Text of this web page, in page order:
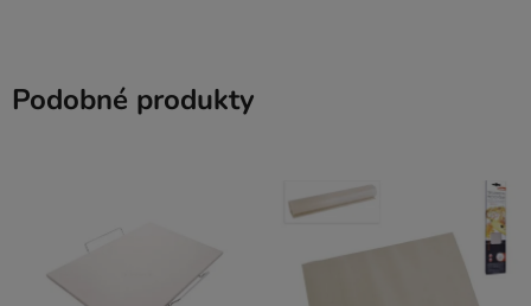
Podobné produkty